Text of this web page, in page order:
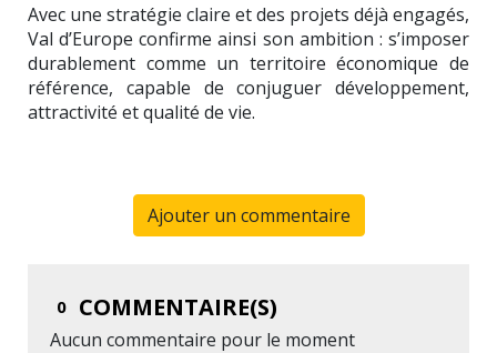
Avec une stratégie claire et des projets déjà engagés,
Val d’Europe confirme ainsi son ambition : s’imposer
durablement comme un territoire économique de
référence, capable de conjuguer développement,
attractivité et qualité de vie.
Ajouter un commentaire
0 COMMENTAIRE(S)
Aucun commentaire pour le moment